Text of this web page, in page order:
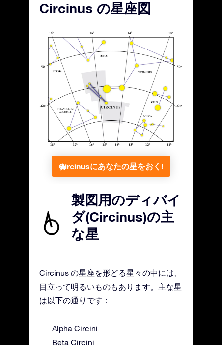
Circinus の星座図
Circinusにあなたの星をおく!
製図用のディバイ
ダ(Circinus)の主
な星
Circinus の星座を形どる星々の中には、
目立って明るいものもあります。主な星
は以下の通りです：
Alpha Circini
Beta Circini